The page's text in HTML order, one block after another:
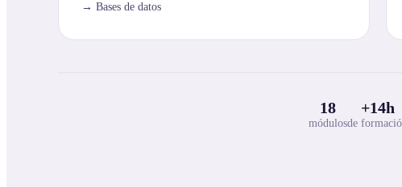
Bases de datos
18
módulos
+14h
de